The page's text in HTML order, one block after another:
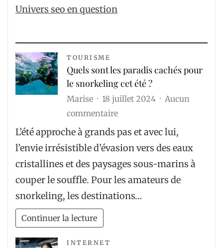
Univers seo en question
TOURISME
Quels sont les paradis cachés pour
le snorkeling cet été ?
Marise 18 juillet 2024
Aucun
commentairesur
Quels
sont
paradis
cachés
pour
L’été approche à grands pas et avec lui,
l’envie irrésistible d’évasion vers des eaux
cristallines et des paysages sous-marins à
couper le souffle. Pour les amateurs de
snorkeling, les destinations…
Continuer la lecture
INTERNET